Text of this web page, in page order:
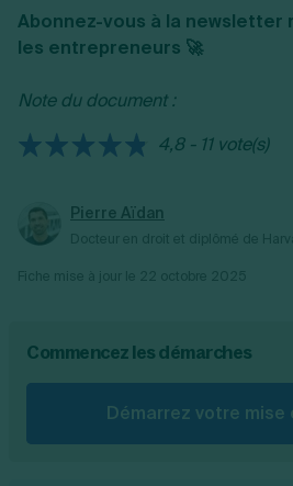
de succession.
de tenir une assemblée
de nommer un
de publier un avis de
Abonnez-vous à la newsletter
les entrepreneurs 🚀
Note du document :
4,8 - 11 vote(s)
Pierre Aïdan
Commencez les démarches
Démarrez votre mise